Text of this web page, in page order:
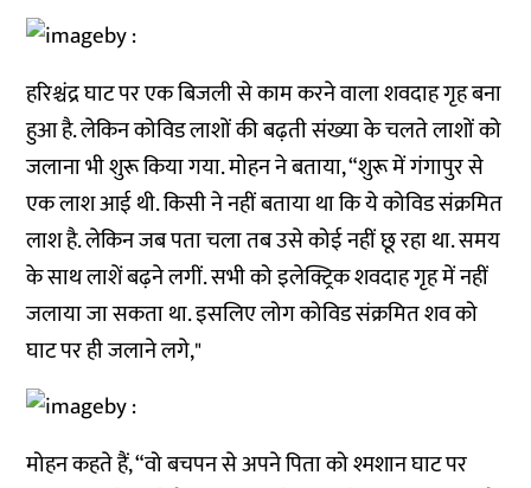
हरिश्चंद्र घाट पर एक बिजली से काम करने वाला शवदाह गृह बना
हुआ है. लेकिन कोविड लाशों की बढ़ती संख्या के चलते लाशों को
जलाना भी शुरू किया गया. मोहन ने बताया, “शुरू में गंगापुर से
एक लाश आई थी. किसी ने नहीं बताया था कि ये कोविड संक्रमित
लाश है. लेकिन जब पता चला तब उसे कोई नहीं छू रहा था. समय
के साथ लाशें बढ़ने लगीं. सभी को इलेक्ट्रिक शवदाह गृह में नहीं
जलाया जा सकता था. इसलिए लोग कोविड संक्रमित शव को
घाट पर ही जलाने लगे,"
मोहन कहते हैं, “वो बचपन से अपने पिता को श्मशान घाट पर